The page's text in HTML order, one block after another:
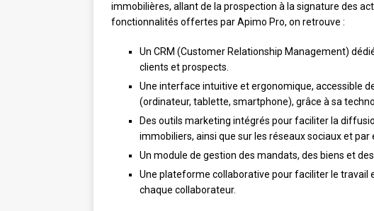
immobilières, allant de la prospection à la signature des
fonctionnalités offertes par Apimo Pro, on retrouve :
Un CRM (Customer Relationship Management)
clients et prospects.
Une interface intuitive et ergonomique, accessible
(ordinateur, tablette, smartphone), grâce à sa
Des outils marketing intégrés pour faciliter la
immobiliers, ainsi que sur les réseaux sociaux et par
Un module de gestion des mandats, des biens et
Une plateforme collaborative pour faciliter le travail
chaque collaborateur.